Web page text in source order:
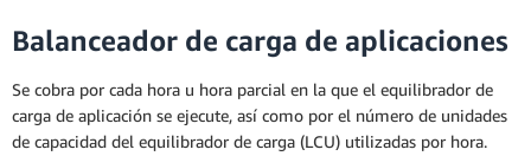
Balanceador de carga de aplicaciones
Se cobra por cada hora u hora parcial en la que el equilibrador de
carga de aplicación se ejecute, así como por el número de unidades
de capacidad del equilibrador de carga (LCU) utilizadas por hora.